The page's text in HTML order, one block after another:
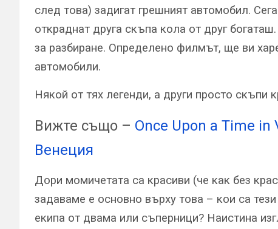
след това) задигат грешният автомобил.
откраднат друга скъпа кола от друг
за разбиране. Определено филмът, ще ви
автомобили.
Някой от тях легенди, а други просто скъпи
Вижте също – Once Upon a Time
Венеция
Дори момичетата са красиви (че как без
задаваме е основно върху това – кои са
екипа от двама или съперници? Наистина